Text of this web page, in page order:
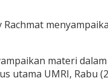
materi
utama UMRI, Rabu